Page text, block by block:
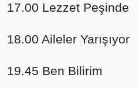
17.00 Lezzet Peşinde
18.00 Aileler Yarışıyor
19.45 Ben Bilirim